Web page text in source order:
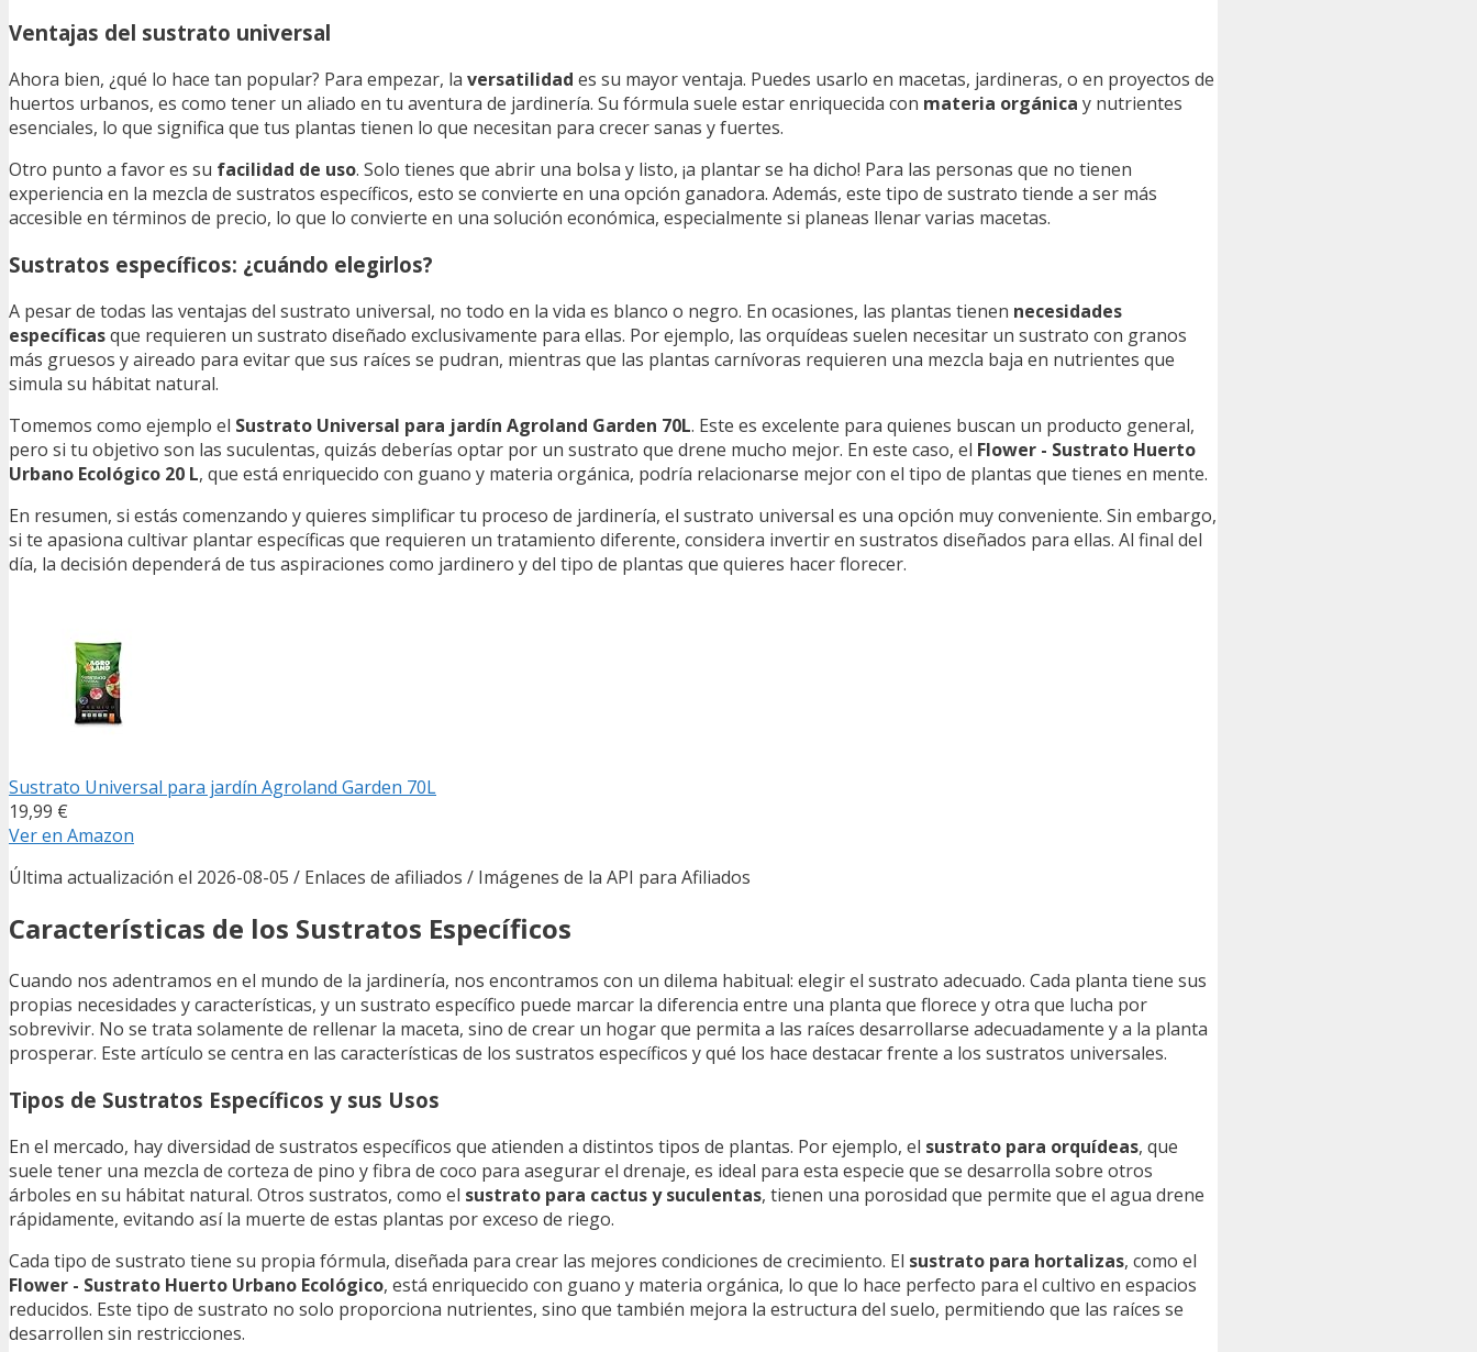
Ventajas del sustrato universal
Ahora bien, ¿qué lo hace tan popular? Para empezar, la versatilidad es su mayor ventaja. Puedes usarlo en macetas, jardineras, o en proyectos de
huertos urbanos, es como tener un aliado en tu aventura de jardinería. Su fórmula suele estar enriquecida con materia orgánica y nutrientes
esenciales, lo que significa que tus plantas tienen lo que necesitan para crecer sanas y fuertes.
Otro punto a favor es su facilidad de uso. Solo tienes que abrir una bolsa y listo, ¡a plantar se ha dicho! Para las personas que no tienen
experiencia en la mezcla de sustratos específicos, esto se convierte en una opción ganadora. Además, este tipo de sustrato tiende a ser más
accesible en términos de precio, lo que lo convierte en una solución económica, especialmente si planeas llenar varias macetas.
Sustratos específicos: ¿cuándo elegirlos?
A pesar de todas las ventajas del sustrato universal, no todo en la vida es blanco o negro. En ocasiones, las plantas tienen necesidades
específicasque requieren un sustrato diseñado exclusivamente para ellas. Por ejemplo, las orquídeas suelen necesitar un sustrato con granos
más gruesos y aireado para evitar que sus raíces se pudran, mientras que las plantas carnívoras requieren una mezcla baja en nutrientes que
simula su hábitat natural.
Tomemos como ejemplo el Sustrato Universal para jardín Agroland Garden 70L. Este es excelente para quienes buscan un producto general,
pero si tu objetivo son las suculentas, quizás deberías optar por un sustrato que drene mucho mejor. En este caso, el Flower - Sustrato Huerto
Urbano Ecológico 20 L, que está enriquecido con guano y materia orgánica, podría relacionarse mejor con el tipo de plantas que tienes en mente.
En resumen, si estás comenzando y quieres simplificar tu proceso de jardinería, el sustrato universal es una opción muy conveniente. Sin embargo,
si te apasiona cultivar plantar específicas que requieren un tratamiento diferente, considera invertir en sustratos diseñados para ellas. Al final del
día, la decisión dependerá de tus aspiraciones como jardinero y del tipo de plantas que quieres hacer florecer.
Sustrato Universal para jardín Agroland Garden 70L
19,99 €
Ver en Amazon
Última actualización el 2026-08-05 / Enlaces de afiliados / Imágenes de la API para Afiliados
Características de los Sustratos Específicos
Cuando nos adentramos en el mundo de la jardinería, nos encontramos con un dilema habitual: elegir el sustrato adecuado. Cada planta tiene sus
propias necesidades y características, y un sustrato específico puede marcar la diferencia entre una planta que florece y otra que lucha por
sobrevivir. No se trata solamente de rellenar la maceta, sino de crear un hogar que permita a las raíces desarrollarse adecuadamente y a la planta
prosperar. Este artículo se centra en las características de los sustratos específicos y qué los hace destacar frente a los sustratos universales.
Tipos de Sustratos Específicos y sus Usos
En el mercado, hay diversidad de sustratos específicos que atienden a distintos tipos de plantas. Por ejemplo, el sustrato para orquídeas, que
suele tener una mezcla de corteza de pino y fibra de coco para asegurar el drenaje, es ideal para esta especie que se desarrolla sobre otros
árboles en su hábitat natural. Otros sustratos, como el sustrato para cactus y suculentas, tienen una porosidad que permite que el agua drene
rápidamente, evitando así la muerte de estas plantas por exceso de riego.
Cada tipo de sustrato tiene su propia fórmula, diseñada para crear las mejores condiciones de crecimiento. El sustrato para hortalizas, como el
Flower - Sustrato Huerto Urbano Ecológico, está enriquecido con guano y materia orgánica, lo que lo hace perfecto para el cultivo en espacios
reducidos. Este tipo de sustrato no solo proporciona nutrientes, sino que también mejora la estructura del suelo, permitiendo que las raíces se
desarrollen sin restricciones.